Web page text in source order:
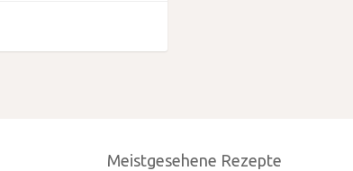
Meistgesehene Rezepte